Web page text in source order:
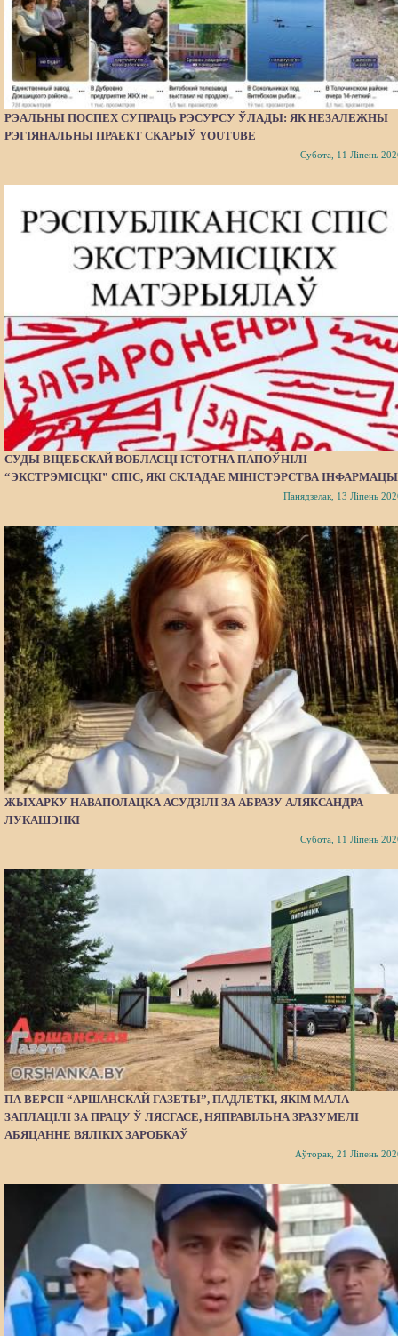
РЭАЛЬНЫ ПОСПЕХ СУПРАЦЬ РЭСУРСУ ЎЛАДЫ: ЯК НЕЗАЛЕЖНЫ
РЭГІЯНАЛЬНЫ ПРАЕКТ СКАРЫЎ YOUTUBE
Субота, 11 Ліпень
СУДЫ ВІЦЕБСКАЙ ВОБЛАСЦІ ІСТОТНА ПАПОЎНІЛІ
“ЭКСТРЭМІСЦКІ” СПІС, ЯКІ СКЛАДАЕ МІНІСТЭРСТВА
Панядзелак, 13 Ліпень
ЖЫХАРКУ НАВАПОЛАЦКА АСУДЗІЛІ ЗА АБРАЗУ АЛЯКСАНДРА
ЛУКАШЭНКІ
Субота, 11 Ліпень
ПА ВЕРСІІ “АРШАНСКАЙ ГАЗЕТЫ”, ПАДЛЕТКІ, ЯКІМ МАЛА
ЗАПЛАЦІЛІ ЗА ПРАЦУ Ў ЛЯСГАСЕ, НЯПРАВІЛЬНА ЗРАЗУМЕЛІ
АБЯЦАННЕ ВЯЛІКІХ ЗАРОБКАЎ
Аўторак, 21 Ліпень